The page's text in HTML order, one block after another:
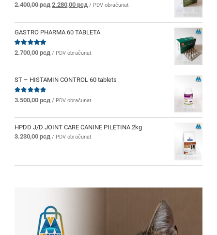
Ocenjeno
od 5
2.400,00рсд Originalna
je
bila:
2.280,00 рсдTrenutna
je:
2.280,00 рсд.
/ PDV obračunat
GASTRO PHARMA 60 TABLETA
Ocenjeno
od 5
2.700,00 рсд / PDV obračunat
ST – HISTAMIN CONTROL 60 tablets
Ocenjeno
od 5
3.500,00 рсд / PDV obračunat
HPDD J/D JOINT CARE CANINE PILETINA 2kg
3.230,00 рсд / PDV obračunat